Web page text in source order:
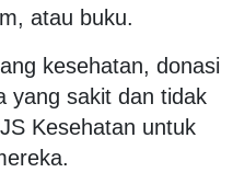
atau buku.
kesehatan, donasi
yang sakit dan tidak
Kesehatan untuk